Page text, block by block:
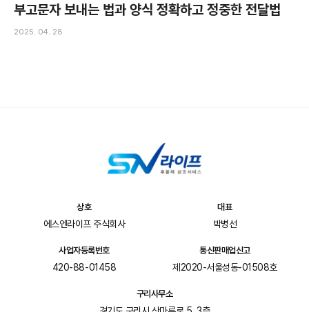
부고문자 보내는 법과 양식 정확하고 정중한 전달법
2025. 04. 28
상호
에스엔라이프 주식회사
대표
박병선
사업자등록번호
420-88-01458
통신판매업신고
제2020-서울성동-01508호
구리사무소